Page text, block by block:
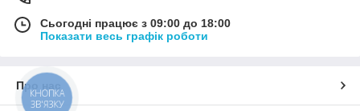
Сьогодні працює з 09:00 до 18:00
Показати весь графік роботи
Про нас
КНОПКА
ЗВ'ЯЗКУ